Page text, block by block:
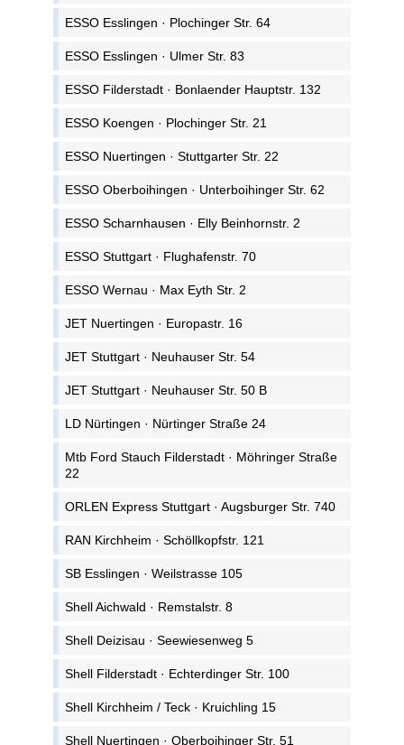
ESSO Esslingen · Plochinger Str. 64
ESSO Esslingen · Ulmer Str. 83
ESSO Filderstadt · Bonlaender Hauptstr. 132
ESSO Koengen · Plochinger Str. 21
ESSO Nuertingen · Stuttgarter Str. 22
ESSO Oberboihingen · Unterboihinger Str. 62
ESSO Scharnhausen · Elly Beinhornstr. 2
ESSO Stuttgart · Flughafenstr. 70
ESSO Wernau · Max Eyth Str. 2
JET Nuertingen · Europastr. 16
JET Stuttgart · Neuhauser Str. 54
JET Stuttgart · Neuhauser Str. 50 B
LD Nürtingen · Nürtinger Straße 24
Mtb Ford Stauch Filderstadt · Möhringer Straße
22
ORLEN Express Stuttgart · Augsburger Str. 740
RAN Kirchheim · Schöllkopfstr. 121
SB Esslingen · Weilstrasse 105
Shell Aichwald · Remstalstr. 8
Shell Deizisau · Seewiesenweg 5
Shell Filderstadt · Echterdinger Str. 100
Shell Kirchheim / Teck · Kruichling 15
Shell Nuertingen · Oberboihinger Str. 51